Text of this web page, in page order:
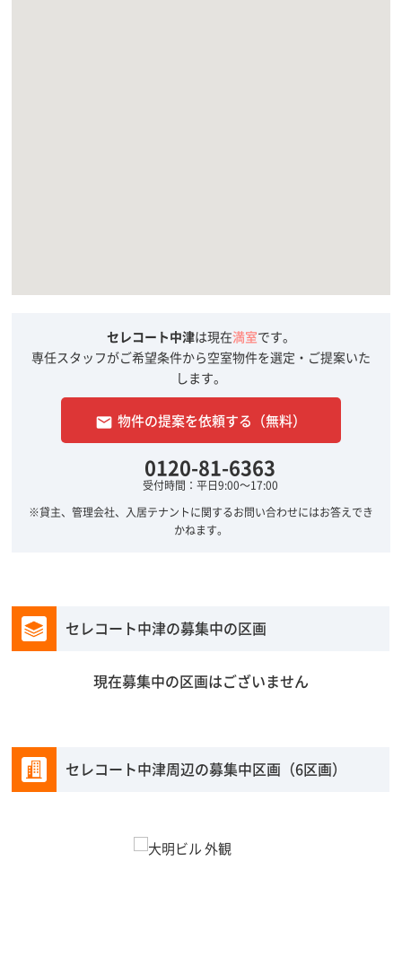
セレコート中津は現在満室です。
専任スタッフがご希望条件から空室物件を選定・ご提案いた
します。
email 物件の提案を依頼する（無料）
0120-81-6363
受付時間：平日9:00～17:00
※貸主、管理会社、入居テナントに関するお問い合わせにはお答えでき
かねます。
セレコート中津の募集中の区画
現在募集中の区画はございません
セレコート中津周辺の募集中区画（6区画）